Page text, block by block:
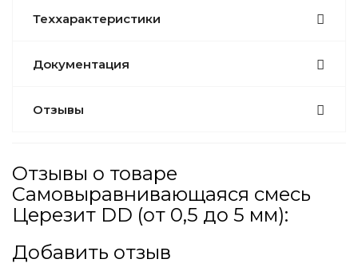
Теххарактеристики
Документация
Отзывы
Отзывы о товаре
Самовыравнивающаяся смесь
Церезит DD (от 0,5 до 5 мм):
Добавить отзыв